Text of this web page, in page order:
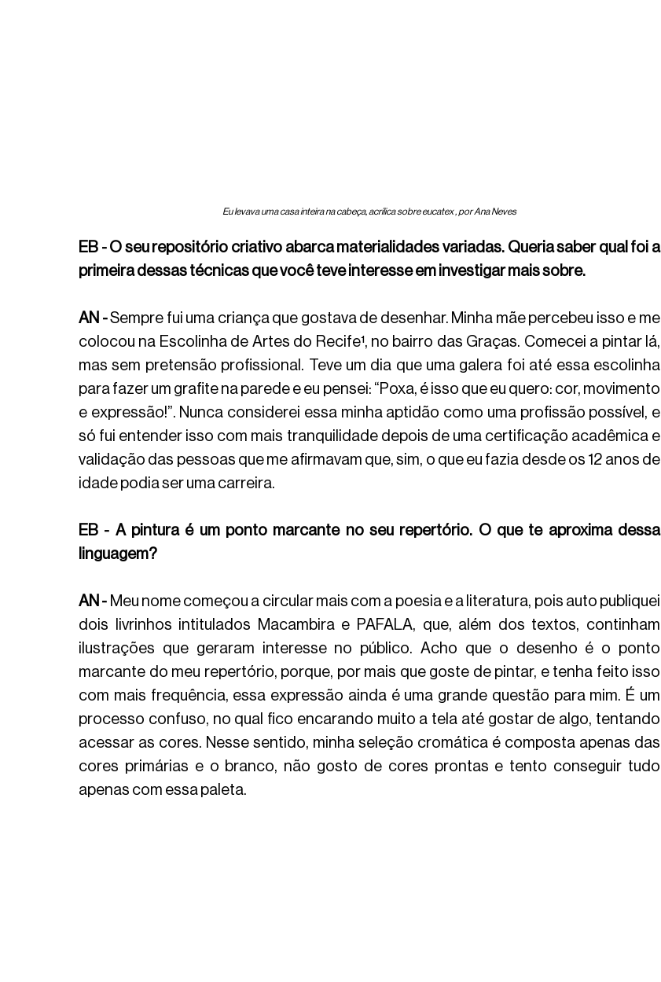
Eu levava uma casa inteira na cabeça, acrílica sobre eucatex , por Ana Neves
EB - O seu repositório criativo abarca materialidades variadas. Queria saber qual foi a
primeira dessas técnicas que você teve interesse em investigar mais sobre.
AN - Sempre fui uma criança que gostava de desenhar. Minha mãe percebeu isso e me
colocou na Escolinha de Artes do Recife¹, no bairro das Graças. Comecei a pintar lá,
mas sem pretensão profissional. Teve um dia que uma galera foi até essa escolinha
para fazer um grafite na parede e eu pensei: “Poxa, é isso que eu quero: cor, movimento
e expressão!”. Nunca considerei essa minha aptidão como uma profissão possível, e
só fui entender isso com mais tranquilidade depois de uma certificação acadêmica e
validação das pessoas que me afirmavam que, sim, o que eu fazia desde os 12 anos de
idade podia ser uma carreira.
EB - A pintura é um ponto marcante no seu repertório. O que te aproxima dessa
linguagem?
AN - Meu nome começou a circular mais com a poesia e a literatura, pois auto publiquei
dois livrinhos intitulados Macambira e PAFALA, que, além dos textos, continham
ilustrações que geraram interesse no público. Acho que o desenho é o ponto
marcante do meu repertório, porque, por mais que goste de pintar, e tenha feito isso
com mais frequência, essa expressão ainda é uma grande questão para mim. É um
processo confuso, no qual fico encarando muito a tela até gostar de algo, tentando
acessar as cores. Nesse sentido, minha seleção cromática é composta apenas das
cores primárias e o branco, não gosto de cores prontas e tento conseguir tudo
apenas com essa paleta.